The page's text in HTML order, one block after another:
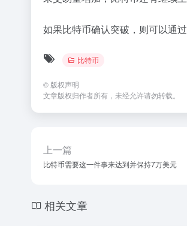
如果比特币确认突破，则可以通
比特币
© 版权声明
文章版权归作者所有，未经允许请勿转载。
上一篇
比特币需要这一件事来达到并保持7万美元
相关文章